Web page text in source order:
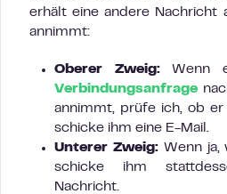
erhält eine andere Nachricht
annimmt:
Oberer Zweig:Wenn
Verbindungsanfrage
annimmt, prüfe ich, ob er
schicke ihm eine E-Mail.
Unterer Zweig: Wenn ja,
schicke ihm
Nachricht.